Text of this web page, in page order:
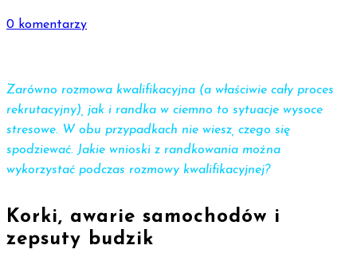
0 komentarzy
Zarówno rozmowa kwalifikacyjna (a właściwie cały proces
rekrutacyjny), jak i randka w ciemno to sytuacje wysoce
stresowe. W obu przypadkach nie wiesz, czego się
spodziewać. Jakie wnioski z randkowania można
wykorzystać podczas rozmowy kwalifikacyjnej?
Korki, awarie samochodów i
zepsuty budzik